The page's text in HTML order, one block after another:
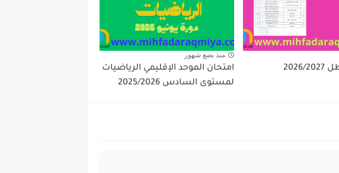
منذ بضع شهور
امتحان الموحد الإقليمي الرياضيات
لمستوى السادس 2025/2026